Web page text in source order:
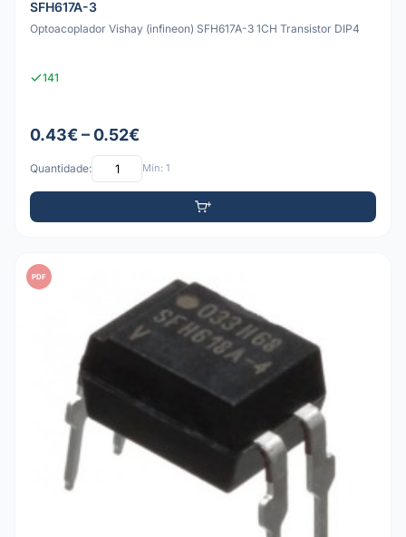
SFH617A-3
Optoacoplador Vishay (infineon) SFH617A-3 1CH Transistor DIP4
141
0.43€ – 0.52€
Quantidade: Mín: 1
PDF